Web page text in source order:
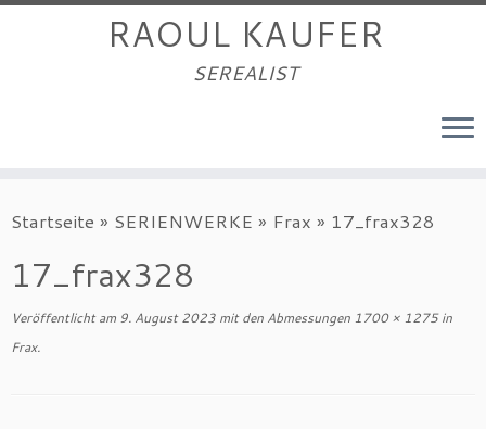
Inhalt
RAOUL KAUFER
SEREALIST
Startseite » SERIENWERKE » Frax » 17_frax328
17_frax328
Veröffentlicht am 9. August 2023 mit den Abmessungen 1700 × 1275in
Frax.